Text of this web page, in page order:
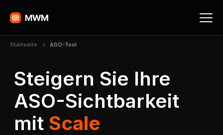
Startseite ASO-Tool
Steigern Sie Ihre
ASO-Sichtbarkeit
mit Scale